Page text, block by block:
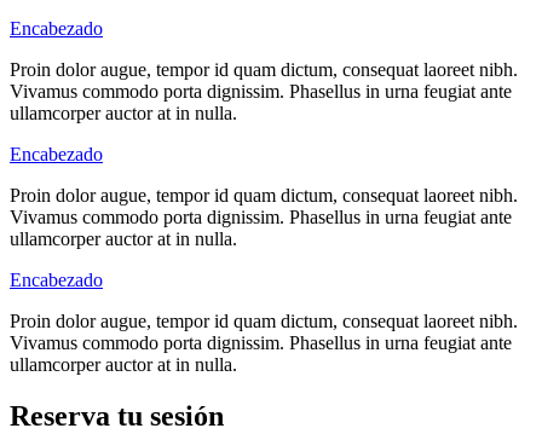
Encabezado
Proin dolor augue, tempor id quam dictum, consequat laoreet nibh.
Vivamus commodo porta dignissim. Phasellus in urna feugiat ante
ullamcorper auctor at in nulla.
Encabezado
Proin dolor augue, tempor id quam dictum, consequat laoreet nibh.
Vivamus commodo porta dignissim. Phasellus in urna feugiat ante
ullamcorper auctor at in nulla.
Encabezado
Proin dolor augue, tempor id quam dictum, consequat laoreet nibh.
Vivamus commodo porta dignissim. Phasellus in urna feugiat ante
ullamcorper auctor at in nulla.
Reserva tu sesión